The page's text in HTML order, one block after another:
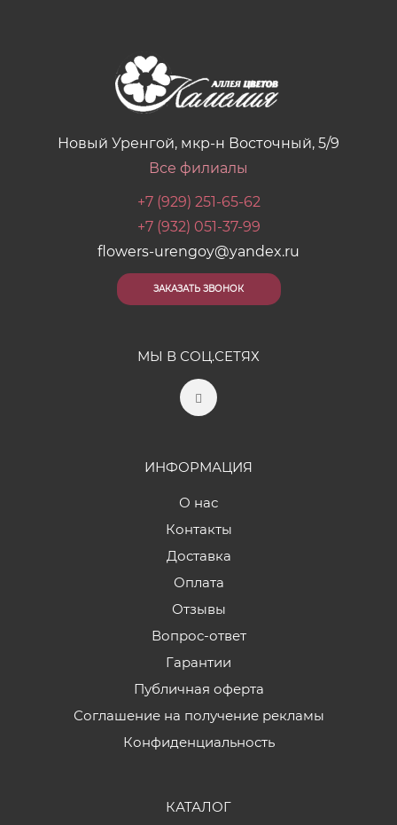
Новый Уренгой, мкр-н Восточный, 5/9
Все филиалы
+7 (929) 251-65-62
+7 (932) 051-37-99
flowers-urengoy@yandex.ru
ЗАКАЗАТЬ ЗВОНОК
МЫ В СОЦ.СЕТЯХ
ИНФОРМАЦИЯ
О нас
Контакты
Доставка
Оплата
Отзывы
Вопрос-ответ
Гарантии
Публичная оферта
Соглашение на получение рекламы
Конфиденциальность
КАТАЛОГ